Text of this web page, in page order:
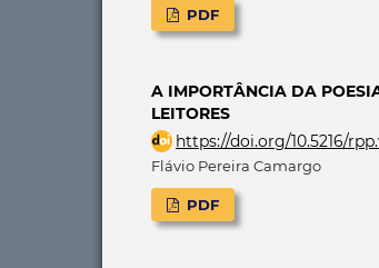
PDF
A IMPORTÂNCIA DA
LEITORES
https://doi.org/10.5216/
Flávio Pereira Camargo
PDF